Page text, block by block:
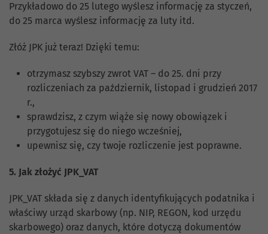
Przykładowo do 25 lutego wyślesz informację za styczeń,
do 25 marca wyślesz informację za luty itd.
Złóż JPK już teraz! Dzięki temu:
otrzymasz szybszy zwrot VAT – do 25. dni przy
rozliczeniach za październik, listopad i grudzień 2017
r.,
sprawdzisz, z czym wiąże się nowy obowiązek i
przygotujesz się do niego wcześniej,
upewnisz się, czy twoje rozliczenie jest poprawne.
5. Jak złożyć JPK_VAT
JPK_VAT składa się z danych identyfikujących podatnika i
właściwy urząd skarbowy (np. NIP, REGON, kod urzędu
skarbowego) oraz danych, które dotyczą dokumentów